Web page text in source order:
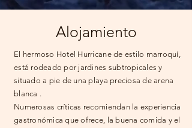
Alojamiento
El hermoso Hotel Hurricane de estilo marroquí,
está rodeado por jardines subtropicales y
situado a pie de una playa preciosa de arena
blanca .
Numerosas críticas recomiendan la experiencia
gastronómica que ofrece, la buena comida y el